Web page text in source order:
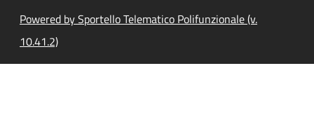
Powered by Sportello Telematico Polifunzionale (v.
10.41.2)